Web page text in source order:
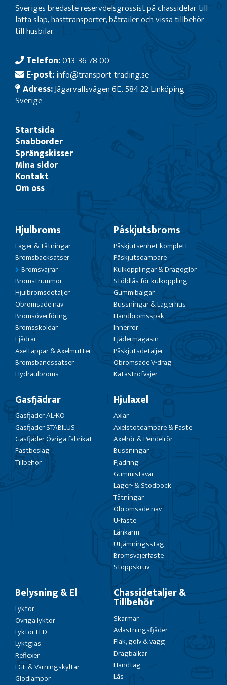
Sveriges bredaste reservdelsgrossist på chassidelar till
lätta släp, hästtransporter, båtrailer och vissa tillbehör
till husbilar.
Telefon:013-36 78 00
E-post:info@transport-trading.se
Adress:Jägarvallsvägen 6E, 584 22 Linköping
Sverige
Startsida
Snabborder
Sprängskisser
Mina sidor
Kontakt
Om oss
Hjulbroms
Lager & Tätningar
Bromsbacksatser
Bromsvajrar
Bromstrummor
Hjulbromsdetaljer
Obromsade nav
Bromsöverföring
Bromssköldar
Fjädrar
Axeltappar & Axelmutter
Bromsbandssatser
Hydraulbroms
Påskjutsbroms
Påskjutsenhet komplett
Påskjutsdämpare
Kulkopplingar & Dragöglor
Stöldlås för kulkoppling
Gummibälgar
Bussningar & Lagerhus
Handbromsspak
Innerrör
Fjädermagasin
Påskjutsdetaljer
Obromsade V-drag
Katastrofvajer
Gasfjädrar
Gasfjäder AL-KO
Gasfjäder STABILUS
Gasfjäder Övriga fabrikat
Fästbeslag
Tillbehör
Hjulaxel
Axlar
Axelstötdämpare & Fäste
Axelrör & Pendelrör
Bussningar
Fjädring
Gummistavar
Lager- & Stödbock
Tätningar
Obromsade nav
U-fäste
Länkarm
Utjämningsstag
Bromsvajerfäste
Stoppskruv
Belysning & El
Lyktor
Övriga lyktor
Lyktor LED
Lyktglas
Reflexer
LGF & Varningskyltar
Glödlampor
Chassidetaljer &
Tillbehör
Skärmar
Avlastningsfjäder
Flak, golv & vägg
Dragbalkar
Handtag
Lås